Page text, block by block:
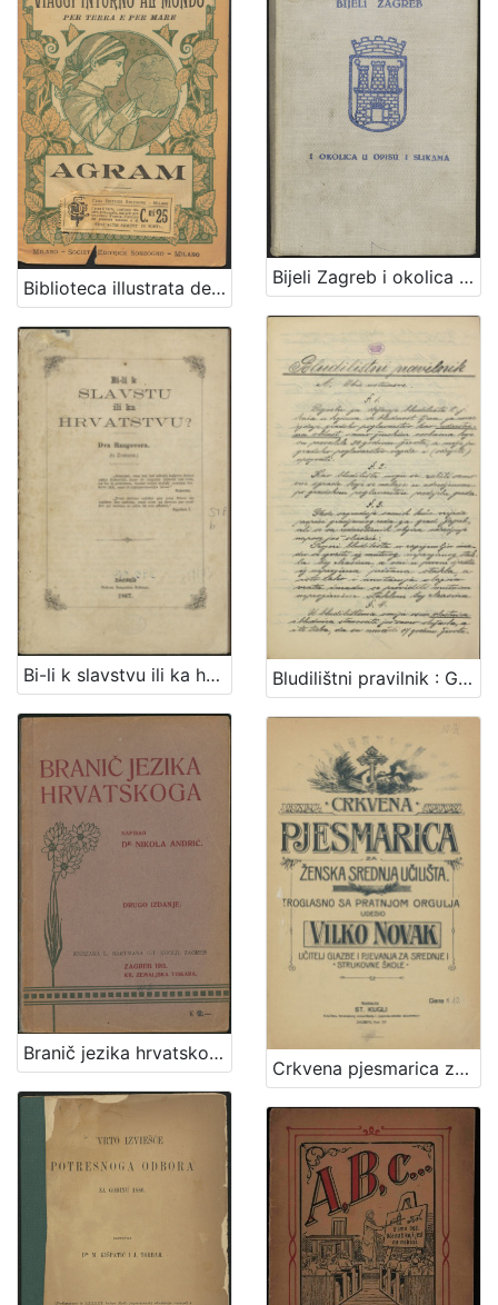
Biblioteca illustrata dei viaggi intorno al mondo per terra e per mare
Bijeli Zagreb i okolica u opisu i slikama : sa malim rječnikom, praktičnim uputama, planom grada Zagreba i željezničkom kartom
Bi-li k slavstvu ili ka hrvatstvu? : dva razgovora Bludilištni pravilnik : Gradsko poglavarstvo u Zagrebu 16. travnja 1899. / gradski načelnik Mošinsky
Branič jezika hrvatskoga / napisao Nikola Andrić
Crkvena pjesmarica za ženska srednja učilišta : troglasno sa pratnjom orgulja / udesio Vilko Novak